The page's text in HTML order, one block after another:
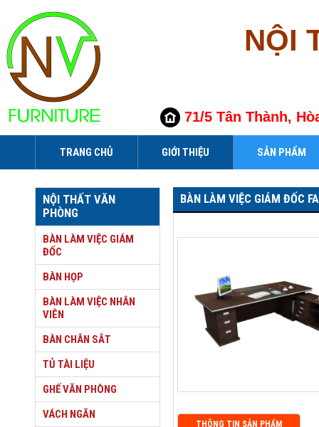
NỘI
71/5 Tân Thành,
TRANG CHỦ GIỚI THIỆU SẢN PHẨM
NỘI THẤT VĂN
PHÒNG
BÀN LÀM VIỆC GIÁM
ĐỐC
BÀN HỌP
BÀN LÀM VIỆC NHÂN
VIÊN
BÀN CHÂN SẮT
TỦ TÀI LIỆU
GHẾ VĂN PHÒNG
VÁCH NGĂN
BÀN LÀM VIỆC GIÁM ĐỐC
THÔNG TIN SẢN PHẨM